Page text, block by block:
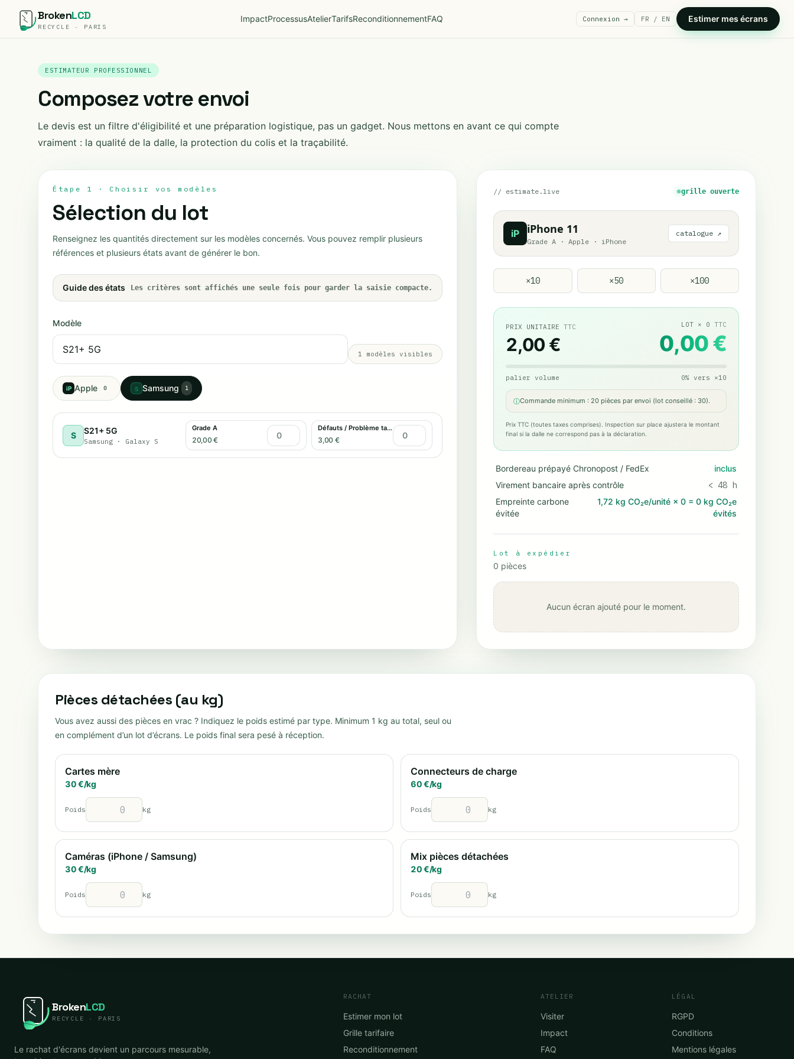
BrokenLCD
RECYCLE · PARIS
ImpactProcessusAtelierTarifsReconditionnementFAQ Connexion → FR / EN Estimer mes écrans
ESTIMATEUR PROFESSIONNEL
Composez votre envoi
Le devis est un filtre d'éligibilité et une préparation logistique, pas un gadget. Nous mettons en avant ce qui compte
vraiment : la qualité de la dalle, la protection du colis et la traçabilité.
Étape 1 · Choisir vos modèles
Sélection du lot
Renseignez les quantités directement sur les modèles concernés. Vous pouvez remplir plusieurs
références et plusieurs états avant de générer le bon.
Guide des états Les critères sont affichés une seule fois pour garder la saisie compacte.
Modèle
1 modèles visibles
iP Apple 0 S Samsung 1
S S21+ 5G
Samsung · Galaxy S
Grade A
20,00 €
Défauts / Problème tactile
3,00 €
// estimate.live grille ouverte
iP iPhone 11
Grade A ·Apple · iPhone
catalogue ↗
×10 ×50 ×100
PRIX UNITAIRE TTC
2,00 €
LOT× 0 TTC
0,00 €
palier volume 0% vers ×10
ⓘCommande minimum : 20 pièces par envoi (lot conseillé : 30).
Prix TTC (toutes taxes comprises). Inspection sur place ajustera le montant
final si la dalle ne correspond pas à la déclaration.
Bordereau prépayé Chronopost / FedEx
inclus
Virement bancaire après contrôle
< 48 h
Empreinte carbone
évitée
1,72 kg CO₂e/unité× 0= 0 kg CO₂e
évités
Lot à expédier
0 pièces
Aucun écran ajouté pour le moment.
Pièces détachées (au kg)
Vous avez aussi des pièces en vrac ? Indiquez le poids estimé par type. Minimum 1 kg au total, seul ou
en complément d’un lot d’écrans. Le poids final sera pesé à réception.
Cartes mère
30€/kg
Poids kg
Connecteurs de charge
60€/kg
Poids kg
Caméras (iPhone / Samsung)
30€/kg
Poids kg
Mix pièces détachées
20€/kg
Poids kg
BrokenLCD
RECYCLE · PARIS
Le rachat d'écrans devient un parcours mesurable,
RACHAT
Estimer mon lot
Grille tarifaire
Reconditionnement
ATELIER
Visiter
Impact
FAQ
LÉGAL
RGPD
Conditions
Mentions légales